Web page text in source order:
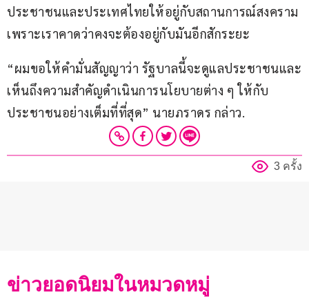
ประชาชนและประเทศไทยให้อยู่กับสถานการณ์สงคราม
เพราะเราคาดว่าคงจะต้องอยู่กับมันอีกสักระยะ
“ผมขอให้คำมั่นสัญญาว่า รัฐบาลนี้จะดูแลประชาชนและ
เห็นถึงความสำคัญดำเนินการนโยบายต่าง ๆ ให้กับ
ประชาชนอย่างเต็มที่ที่สุด” นายภราดร กล่าว.
3 ครั้ง
ข่าวยอดนิยมในหมวดหมู่